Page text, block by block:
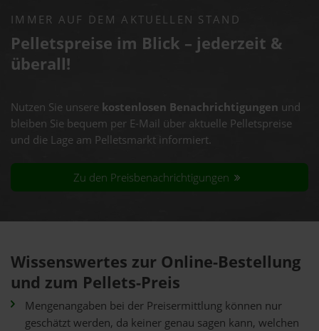
IMMER AUF DEM AKTUELLEN STAND
Pelletspreise im Blick – jederzeit &
überall!
Nutzen Sie unsere kostenlosen Benachrichtigungen und
bleiben Sie bequem per E-Mail über aktuelle Pelletspreise
und die Lage am Pelletsmarkt informiert.
Zu den Preisbenachrichtigungen
Wissenswertes zur Online-Bestellung
und zum Pellets-Preis
Mengenangaben bei der Preisermittlung können nur
geschätzt werden, da keiner genau sagen kann, welchen